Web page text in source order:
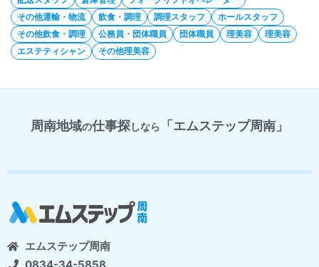
その他運輸・物流
飲食・調理 調理スタッフ
ホールスタッフ
その他飲食・調理
公務員・団体職員 団体職員 理美容
理美容
エステティシャン
その他理美容
周南地域の仕事探しなら 「エムステップ周南」
エムステップ周南